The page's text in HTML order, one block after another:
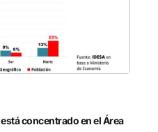
está concentrado en el Área